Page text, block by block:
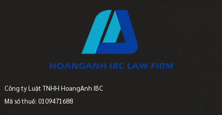
Công ty Luật TNHH HoangAnh IBC
Mã số thuế: 0109471688